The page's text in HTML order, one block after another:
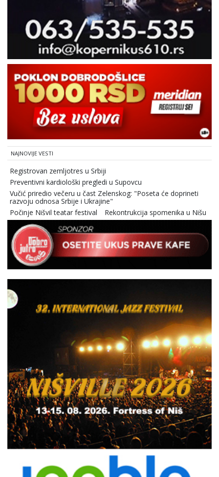
NAJNOVIJE VESTI
Registrovan zemljotres u Srbiji
Preventivni kardiološki pregledi u Supovcu
Vučić priredio večeru u čast Zelenskog: "Poseta će doprineti
razvoju odnosa Srbije i Ukrajine"
Počinje Nišvil teatar festival
Rekontrukcija spomenika u Nišu